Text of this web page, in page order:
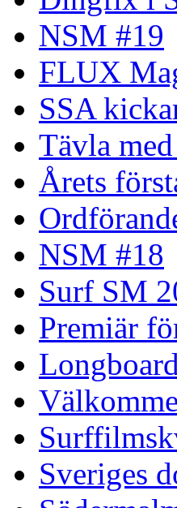
NSM #19
FLUX
SSA
Tävla
Årets
NSM #18
Surf SM
Premiär
Sveriges